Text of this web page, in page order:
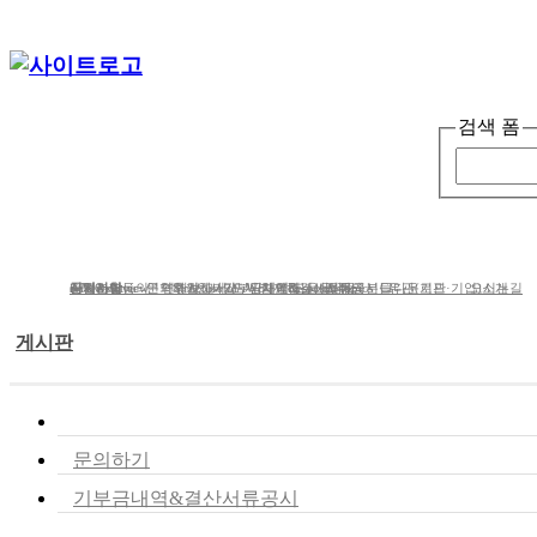
검색 폼
단체소개 연혁 인사말 함께하는 사람들 CI다운로드 오시는길
사업분야
공지사항 문의하기 기부금내역&결산서류공시
e-Newsletter 연간보고서/도서/자료집 갤러리 유관(기관·기업)소개
iWc Overview Structure of iWc Research topics
회원가입동의 후원하기 단체에 도움을 주신 분들
게시판
문의하기
기부금내역&결산서류공시